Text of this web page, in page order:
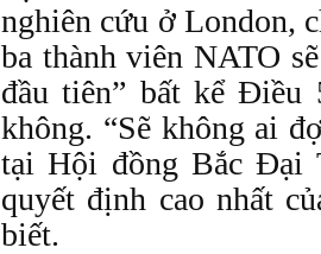
nghiên cứu ở London,
ba thành viên NATO
đầu tiên” bất kể Điều
không. “Sẽ không ai
tại Hội đồng Bắc Đại
quyết định cao nhất
biết.